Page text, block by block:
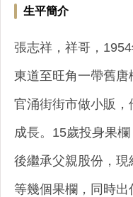
生平簡介
張志祥，祥哥，
東道至旺角一帶舊
官涌街街市做小販，
成長。15歲投身果
後繼承父親股份，
等幾個果欄，同時